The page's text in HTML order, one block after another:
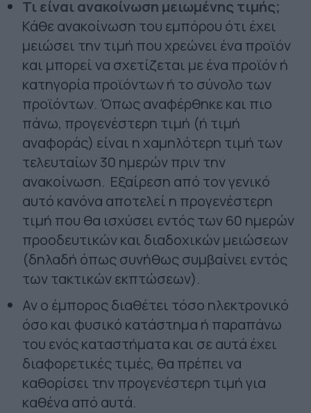
Τι είναι ανακοίνωση μειωμένης τιμής;
Κάθε ανακοίνωση του εμπόρου ότι έχει
μειώσει την τιμή που χρεώνει ένα προϊόν
και μπορεί να σχετίζεται με ένα προϊόν ή
κατηγορία προϊόντων ή το σύνολο των
προϊόντων. Όπως αναφέρθηκε και πιο
πάνω, προγενέστερη τιμή (ή τιμή
αναφοράς) είναι η χαμηλότερη τιμή των
τελευταίων 30 ημερών πριν την
ανακοίνωση. Εξαίρεση από τον γενικό
αυτό κανόνα αποτελεί η προγενέστερη
τιμή που θα ισχύσει εντός των 60 ημερών
προοδευτικών και διαδοχικών μειώσεων
(δηλαδή όπως συνήθως συμβαίνει εντός
των τακτικών εκπτώσεων).
Αν ο έμπορος διαθέτει τόσο ηλεκτρονικό
όσο και φυσικό κατάστημα ή παραπάνω
του ενός καταστήματα και σε αυτά έχει
διαφορετικές τιμές, θα πρέπει να
καθορίσει την προγενέστερη τιμή για
καθένα από αυτά.